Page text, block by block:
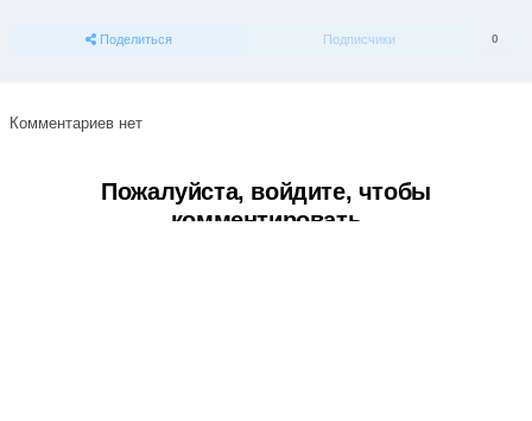
Поделиться Подписчики 0
Комментариев нет
Пожалуйста, войдите, чтобы
комментировать